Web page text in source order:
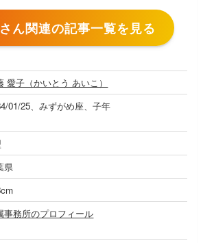
ん関連の記事一覧を見る
愛子（かいとう あいこ）
01/25、みずがめ座、子年
県
事務所のプロフィール